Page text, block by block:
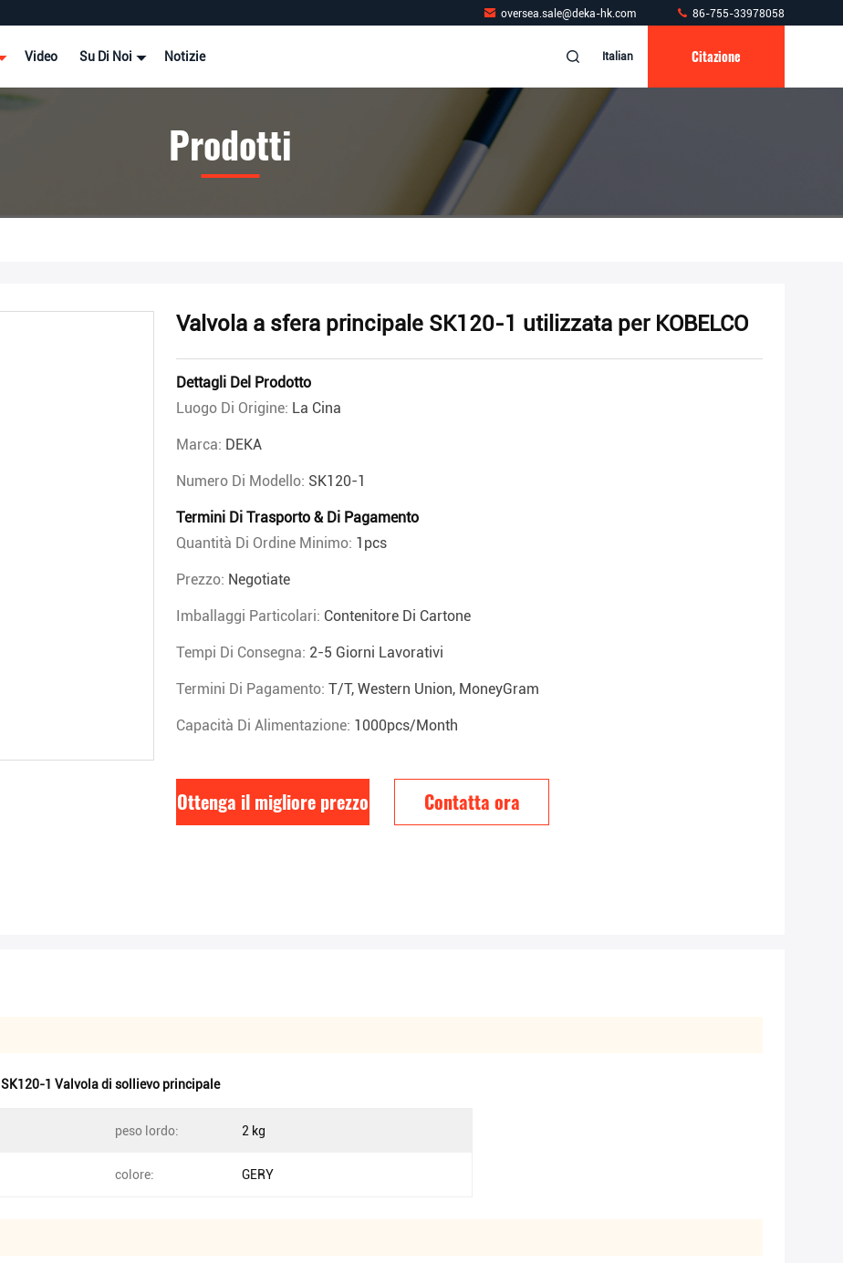
oversea.sale@deka-hk.com 86-755-33978058
Video Su Di Noi Notizie Italian Citazione
Prodotti
Valvola a sfera principale SK120-1 utilizzata per KOBELCO
Dettagli Del Prodotto
Luogo Di Origine: La Cina
Marca: DEKA
Numero Di Modello: SK120-1
Termini Di Trasporto & Di Pagamento
Quantità Di Ordine Minimo: 1pcs
Prezzo: Negotiate
Imballaggi Particolari: Contenitore Di Cartone
Tempi Di Consegna: 2-5 Giorni Lavorativi
Termini Di Pagamento: T/T, Western Union, MoneyGram
Capacità Di Alimentazione: 1000pcs/month
Ottenga il migliore prezzo Contatta ora
SK120-1 Valvola di sollievo principale
peso lordo: 2 kg
colore: GERY